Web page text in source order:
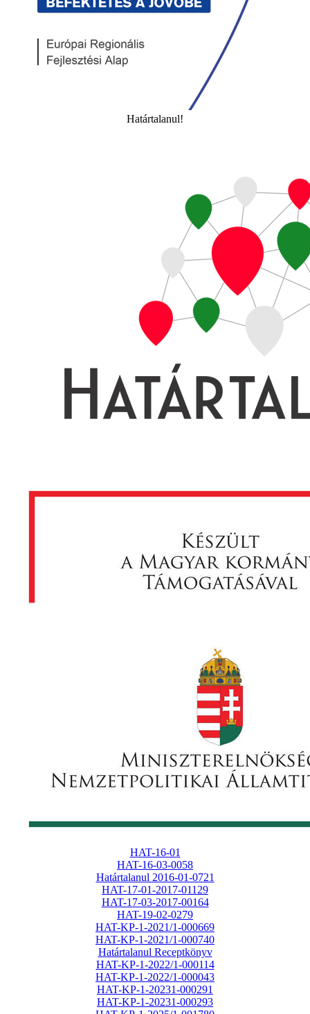
Határtalanul!
HAT-16-01
HAT-16-03-0058
Határtalanul 2016-01-0721
HAT-17-01-2017-01129
HAT-17-03-2017-00164
HAT-19-02-0279
HAT-KP-1-2021/1-000669
HAT-KP-1-2021/1-000740
Határtalanul Receptkönyv
HAT-KP-1-2022/1-000114
HAT-KP-1-2022/1-000043
HAT-KP-1-20231-000291
HAT-KP-1-20231-000293